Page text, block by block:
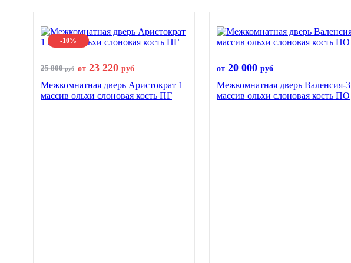
-10%
25 800руб от 23 220 руб
Межкомнатная дверь Аристократ 1
массив ольхи слоновая кость ПГ
от 20 000 руб
Межкомнатная дверь Валенсия-3
массив ольхи слоновая кость ПО